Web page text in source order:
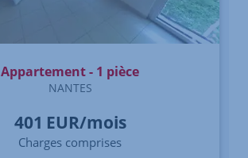
Appartement - 1 pièce
NANTES
401 EUR/mois
Charges comprises